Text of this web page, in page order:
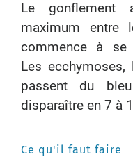
Le gonflement
maximum
commence à se
Les ecchymoses,
passent du
disparaître en 7 à
Ce qu'il faut faire